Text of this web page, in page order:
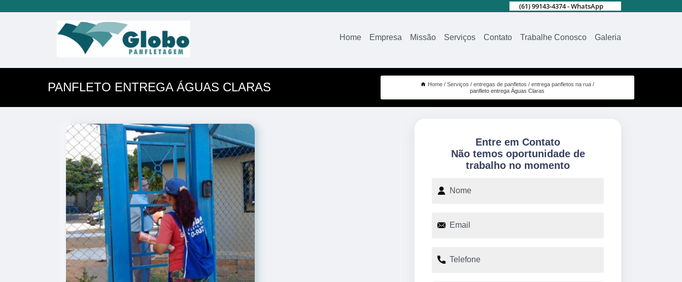
(61) 99143-4374 - WhatsApp
Home Empresa Missão Serviços Contato Trabalhe Conosco Galeria
PANFLETO ENTREGA ÁGUAS CLARAS Home Serviços entregas de panfletos
entrega panfletos na rua
panfleto entrega Águas Claras
Entre em Contato
Não temos oportunidade de
trabalho no momento